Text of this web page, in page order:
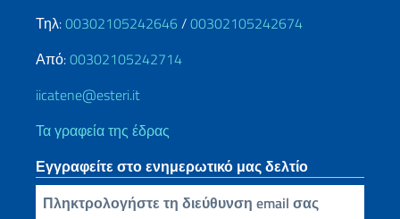
Τηλ:00302105242646 /00302105242674
Από:00302105242714
iicatene@esteri.it
Τα γραφεία της έδρας
Εγγραφείτε στο ενημερωτικό μας δελτίο
Πληκτρολογήστε τη διεύθυνση email σας